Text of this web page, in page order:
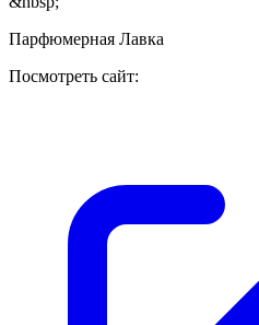
Парфюмерная Лавка
Посмотреть сайт: